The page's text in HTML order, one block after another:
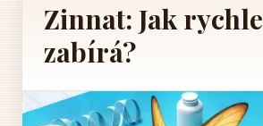
Zinnat: Jak rychle
zabírá?